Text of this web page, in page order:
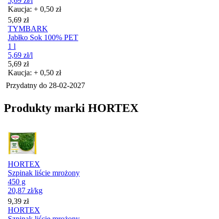
Kaucja: + 0,50 zł
Cena
5,69 zł
TYMBARK
Jabłko Sok 100% PET
1 l
5,69 zł/l
Cena
5,69 zł
Kaucja: + 0,50 zł
Przydatny do 28-02-2027
Produkty marki HORTEX
HORTEX
Szpinak liście mrożony
450 g
20,87 zł/kg
Cena
9,39 zł
HORTEX